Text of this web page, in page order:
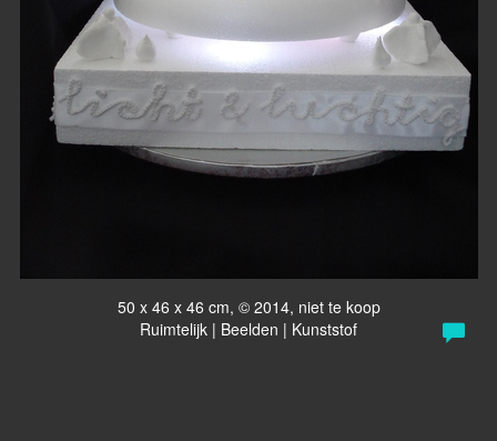
50 x 46 x 46 cm, © 2014, niet te koop
Ruimtelijk | Beelden | Kunststof